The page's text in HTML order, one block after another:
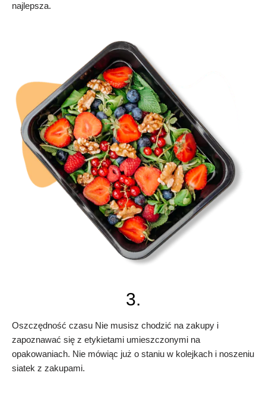
najlepsza.
3.
Oszczędność czasu Nie musisz chodzić na zakupy i
zapoznawać się z etykietami umieszczonymi na
opakowaniach. Nie mówiąc już o staniu w kolejkach i noszeniu
siatek z zakupami.